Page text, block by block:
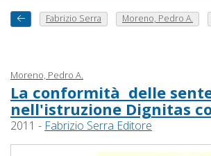
Fabrizio Serra Moreno, Pedro A.
Moreno, Pedro A.
La conformità delle
nell'istruzione Dignitas
2011 - Fabrizio Serra Editore